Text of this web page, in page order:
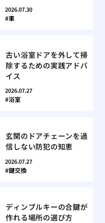
2026.07.30
車
古い浴室ドアを外して掃
除するための実践アドバ
イス
2026.07.27
浴室
玄関のドアチェーンを過
信しない防犯の知恵
2026.07.27
鍵交換
ディンプルキーの合鍵が
作れる場所の選び方